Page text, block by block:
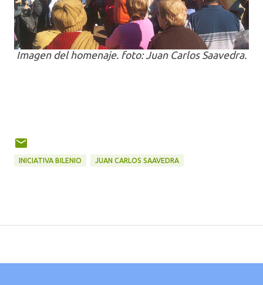
Imagen del homenaje. foto: Juan Carlos Saavedra.
INICIATIVA BILENIO JUAN CARLOS SAAVEDRA